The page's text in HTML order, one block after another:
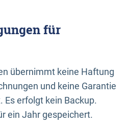
für
übernimmt keine Haftung
und keine Garantie
erfolgt kein Backup.
ein Jahr gespeichert.